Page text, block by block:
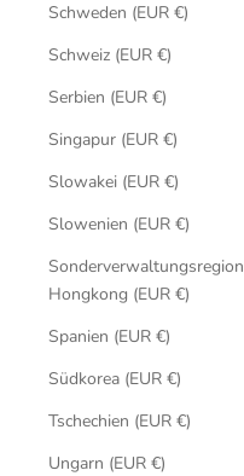
Schweden (EUR €)
Schweiz (EUR €)
Serbien (EUR €)
Singapur (EUR €)
Slowakei (EUR €)
Slowenien (EUR €)
Sonderverwaltungsregion
Hongkong (EUR €)
Spanien (EUR €)
Südkorea (EUR €)
Tschechien (EUR €)
Ungarn (EUR €)